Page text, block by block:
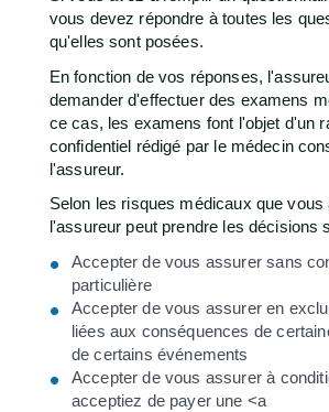
vous devez répondre à toutes les
qu'elles sont posées.
En fonction de vos réponses,
demander d'effectuer des examens
ce cas, les examens font l'objet d'un
confidentiel rédigé par le médecin
l'assureur.
Selon les risques médicaux que vous
l'assureur peut prendre les décisions
Accepter de vous assurer sans
particulière
Accepter de vous assurer en
liées aux conséquences de
de certains événements
Accepter de vous assurer à
acceptiez de payer une <a